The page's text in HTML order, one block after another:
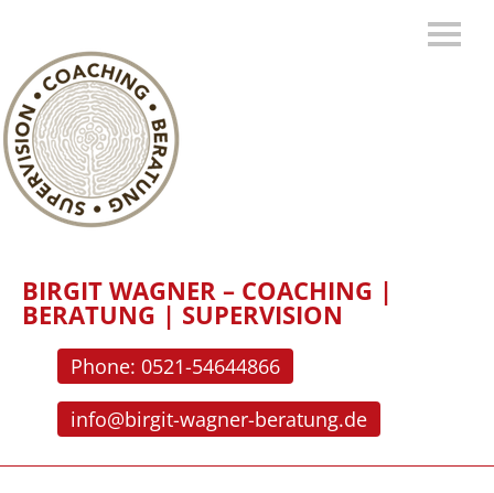
BIRGIT WAGNER – COACHING |
BERATUNG | SUPERVISION
Phone: 0521-54644866
info@birgit-wagner-beratung.de